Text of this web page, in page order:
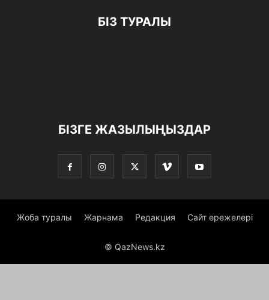
БІЗ ТУРАЛЫ
БІЗГЕ ЖАЗЫЛЫҢЫЗДАР
Жоба туралы Жарнама Редакция Сайт ережелері
© QazNews.kz